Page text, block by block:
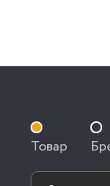
Товар